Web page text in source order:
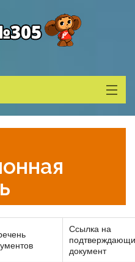
Ссылка на
документ